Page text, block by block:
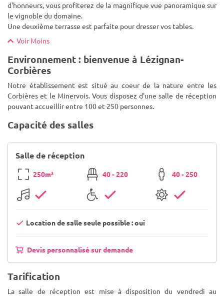
d'honneurs, vous profiterez de la magnifique vue panoramique sur
le vignoble du domaine.
Une deuxième terrasse est parfaite pour dresser vos tables.
Voir Moins
Environnement : bienvenue à Lézignan-
Corbières
Notre établissement est situé au coeur de la nature entre les
Corbières et le Minervois. Vous disposez d'une salle de réception
pouvant accueillir entre 100 et 250 personnes.
Capacité des salles
Salle de réception
250m² 40 - 220 40 - 250
Location de salle seule possible : oui
Devis personnalisé sur demande
Tarification
La salle de réception est mise à disposition du vendredi au